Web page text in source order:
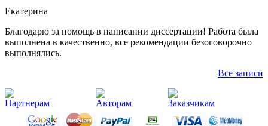
Екатерина
Благодарю за помощь в написании диссертации! Работа была
выполнена в качественно, все рекомендации безоговорочно
выполнялись.
Все записи
Партнерам Авторам Заказчикам